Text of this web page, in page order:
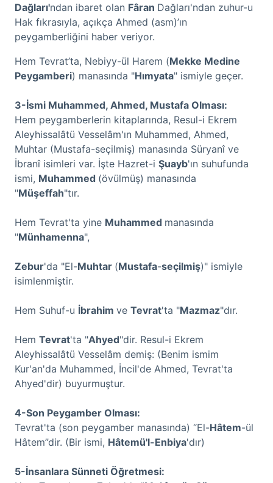
Dağları'ndan ibaret olan Fâran Dağları'ndan zuhur-u
Hak fıkrasıyla, açıkça Ahmed (asm)’ın
peygamberliğini haber veriyor.
Hem Tevrat’ta, Nebiyy-ül Harem (Mekke Medine
Peygamberi) manasında "Hımyata" ismiyle geçer.
3-İsmi Muhammed, Ahmed, Mustafa Olması:
Hem peygamberlerin kitaplarında, Resul-i Ekrem
Aleyhissalâtü Vesselâm'ın Muhammed, Ahmed,
Muhtar (Mustafa-seçilmiş) manasında Süryanî ve
İbranî isimleri var. İşte Hazret-i Şuayb'ın suhufunda
ismi, Muhammed (övülmüş) manasında
"Müşeffah"tır.
Hem Tevrat'ta yine Muhammed manasında
"Münhamenna",
Zebur'da "El-Muhtar (Mustafa-seçilmiş)" ismiyle
isimlenmiştir.
Hem Suhuf-u İbrahim ve Tevrat'ta "Mazmaz"dır.
Hem Tevrat'ta "Ahyed"dir. Resul-i Ekrem
Aleyhissalâtü Vesselâm demiş: (Benim ismim
Kur'an'da Muhammed, İncil'de Ahmed, Tevrat'ta
Ahyed'dir) buyurmuştur.
4-Son Peygamber Olması:
Tevrat'ta (son peygamber manasında) “El-Hâtem-ül
Hâtem”dir. (Bir ismi, Hâtemü'l-Enbiya'dır)
5-İnsanlara Sünneti Öğretmesi: